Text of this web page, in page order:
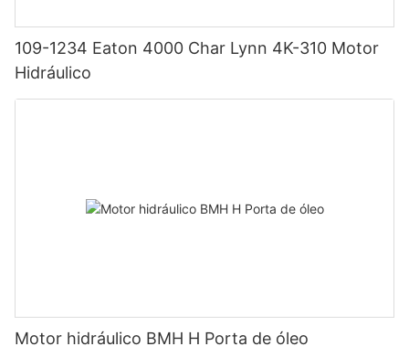
109-1234 Eaton 4000 Char Lynn 4K-310 Motor
Hidráulico
Motor hidráulico BMH H Porta de óleo